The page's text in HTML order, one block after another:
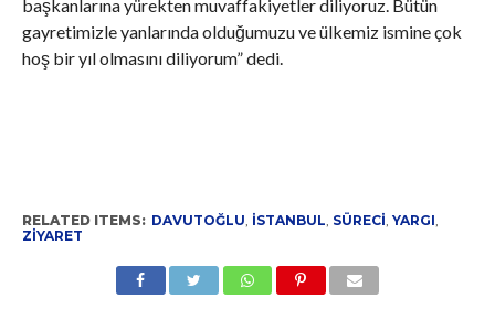
başkanlarına yürekten muvaffakiyetler diliyoruz. Bütün
gayretimizle yanlarında olduğumuzu ve ülkemiz ismine çok
hoş bir yıl olmasını diliyorum” dedi.
RELATED ITEMS: DAVUTOĞLU, İSTANBUL, SÜRECI, YARGI,
ZIYARET